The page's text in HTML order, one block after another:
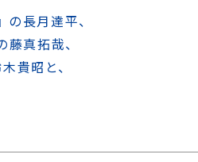
長月達平、
真拓哉、
貴昭と、